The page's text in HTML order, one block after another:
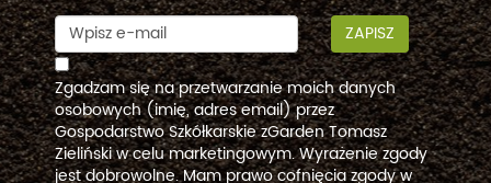
ZAPISZ
Zgadzam się na przetwarzanie moich danych
osobowych (imię, adres email) przez
Gospodarstwo Szkółkarskie zGarden Tomasz
Zieliński w celu marketingowym. Wyrażenie zgody
jest dobrowolne. Mam prawo cofnięcia zgody w